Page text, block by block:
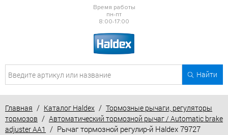
Время работы
пн-пт
8:00-17:00
Найти
Главная / Каталог Haldex / Тормозные рычаги, регуляторы
тормозов / Автоматический тормозной рычаг / Automatic brake
adjuster AA1 / Рычаг тормозной регулир-й Haldex 79727